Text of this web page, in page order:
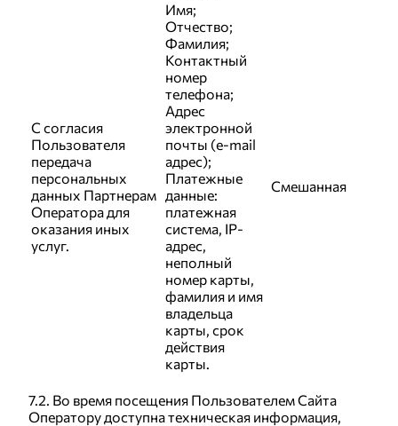
С согласия
Пользователя
передача
персональных
данных Партнерам
Оператора для
оказания иных
услуг.
Имя;
Отчество;
Фамилия;
Контактный
номер
телефона;
Адрес
электронной
почты (e-mail
адрес);
Платежные
данные:
платежная
система, IP-
адрес,
неполный
номер карты,
фамилия и имя
владельца
карты, срок
действия
карты.
Смешанная
7.2. Во время посещения Пользователем Сайта
Оператору доступна техническая информация,